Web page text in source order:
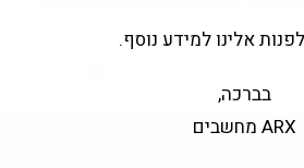
אלינו למידע נוסף.
בברכה,
ARX מחשבים